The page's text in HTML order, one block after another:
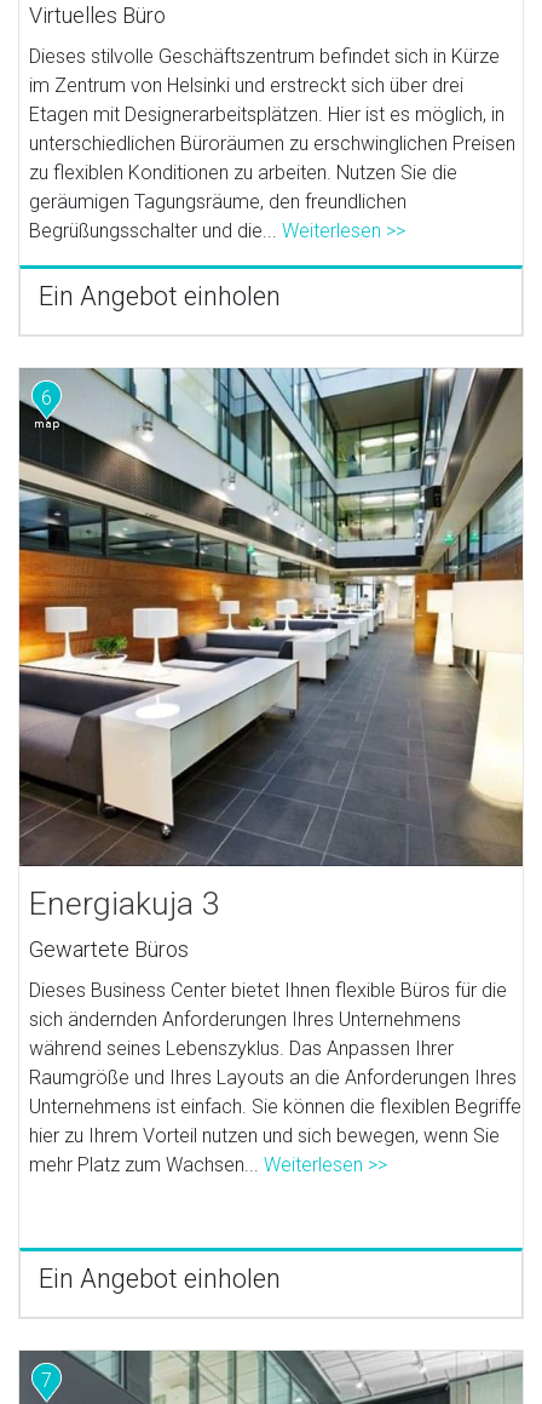
Virtuelles Büro
Dieses stilvolle Geschäftszentrum befindet sich in Kürze
im Zentrum von Helsinki und erstreckt sich über drei
Etagen mit Designerarbeitsplätzen. Hier ist es möglich, in
unterschiedlichen Büroräumen zu erschwinglichen Preisen
zu flexiblen Konditionen zu arbeiten. Nutzen Sie die
geräumigen Tagungsräume, den freundlichen
Begrüßungsschalter und die...Weiterlesen >>
Ein Angebot einholen
6
Energiakuja 3
Gewartete Büros
Dieses Business Center bietet Ihnen flexible Büros für die
sich ändernden Anforderungen Ihres Unternehmens
während seines Lebenszyklus. Das Anpassen Ihrer
Raumgröße und Ihres Layouts an die Anforderungen Ihres
Unternehmens ist einfach. Sie können die flexiblen Begriffe
hier zu Ihrem Vorteil nutzen und sich bewegen, wenn Sie
mehr Platz zum Wachsen...Weiterlesen >>
Ein Angebot einholen
7